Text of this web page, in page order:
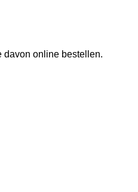
davon online bestellen.